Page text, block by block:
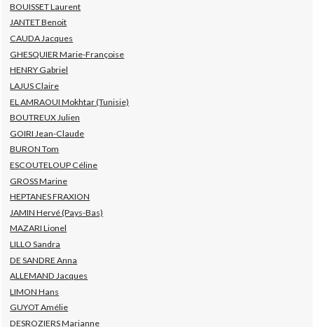
BOUISSET Laurent
JANTET Benoit
CAUDA Jacques
GHESQUIER Marie-Françoise
HENRY Gabriel
LAJUS Claire
EL AMRAOUI Mokhtar (Tunisie)
BOUTREUX Julien
GOIRI Jean-Claude
BURON Tom
ESCOUTELOUP Céline
GROSS Marine
HEPTANES FRAXION
JAMIN Hervé (Pays-Bas)
MAZARI Lionel
LILLO Sandra
DE SANDRE Anna
ALLEMAND Jacques
LIMON Hans
GUYOT Amélie
DESROZIERS Marianne